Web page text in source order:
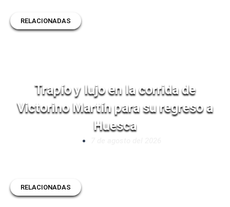
RELACIONADAS
Trapío y lujo en la corrida de
Victorino Martín para su regreso a
Huesca
RELACIONADAS